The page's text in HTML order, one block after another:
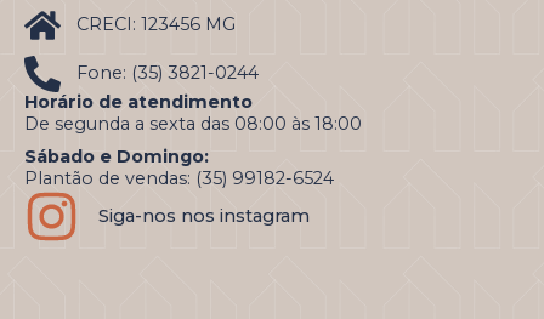
CRECI: 123456 MG
Fone: (35) 3821-0244
Horário de atendimento
De segunda a sexta das 08:00 às 18:00
Sábado e Domingo:
Plantão de vendas: (35) 99182-6524
Siga-nos nos instagram